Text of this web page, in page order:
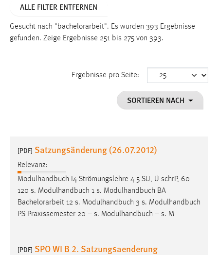
ALLE FILTER ENTFERNEN
Gesucht nach "bachelorarbeit". Es wurden 393 Ergebnisse
gefunden. Zeige Ergebnisse 251 bis 275 von 393.
Ergebnisse pro Seite:
SORTIEREN NACH
[PDF] Satzungsänderung (26.07.2012)
Relevanz:
Modulhandbuch I4 Strömungslehre 4 5 SU, Ü schrP, 60 –
120 s. Modulhandbuch 1 s. Modulhandbuch BA
Bachelorarbeit 12 s. Modulhandbuch 3 s. Modulhandbuch
PS Praxissemester 20 – s. Modulhandbuch – s. M
[PDF] SPO WI B 2. Satzungsaenderung
Name:
Dieser Cookie speichert die ausgewählten Einverständnis-
Performance
Name:
staticfilecache
Zweck:
Für performante Seitenauslieferung wird in diesem Cookie
gespeichert, ob man eingeloggt ist.